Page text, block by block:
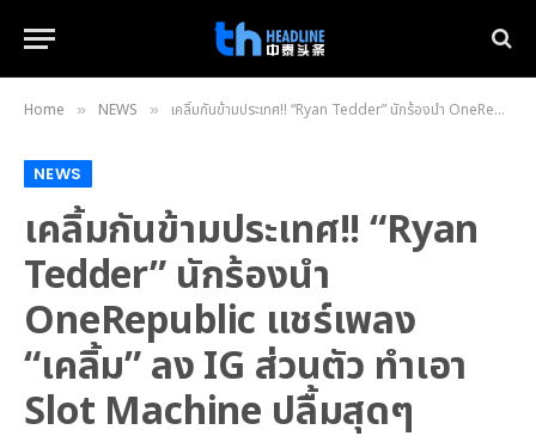
Home » NEWS » เคลิ้มกันข้ามประเทศ!! “Ryan Tedder” นักร้องนำ OneRepublic แชร์เพลง “เคลิ้ม” ลง IG ส่วนตัว ทำเอา Slot Machine ปลื้มสุดๆ
NEWS
เคลิ้มกันข้ามประเทศ!! “Ryan
Tedder” นักร้องนำ
OneRepublic แชร์เพลง
“เคลิ้ม” ลง IG ส่วนตัว ทำเอา
Slot Machine ปลื้มสุดๆ